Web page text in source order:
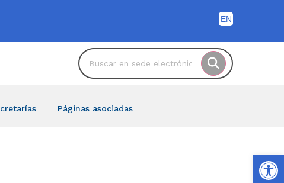
Páginas asociadas